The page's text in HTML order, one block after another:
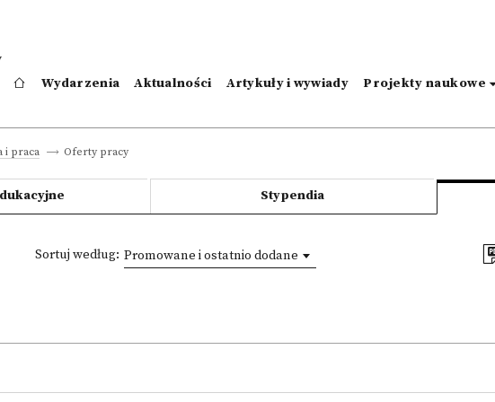
Wydarzenia Aktualności Artykuły i wywiady Projekty naukowe
i praca Oferty pracy
Stypendia
Sortuj według: Promowane i ostatnio dodane